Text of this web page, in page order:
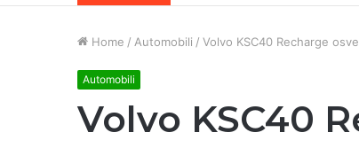
Home / Automobili / Volvo KSC40 Recharge
Automobili
Volvo KSC40